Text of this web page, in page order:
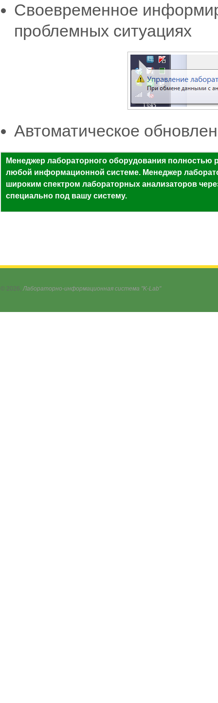
Своевременное
проблемных ситуациях
Автоматическое
Менеджер лабораторного оборудования полностью
любой информационной системе. Менеджер
широким спектром лабораторных анализаторов
специально под вашу систему.
© 2026,Лабораторно-информационная система "K-Lab"